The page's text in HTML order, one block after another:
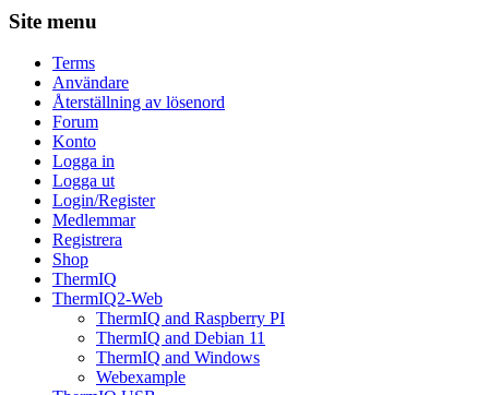
Site menu
Terms
Användare
Återställning av lösenord
Forum
Konto
Logga in
Logga ut
Login/Register
Medlemmar
Registrera
Shop
ThermIQ
ThermIQ2-Web
ThermIQ and Raspberry PI
ThermIQ and Debian 11
ThermIQ and Windows
Webexample